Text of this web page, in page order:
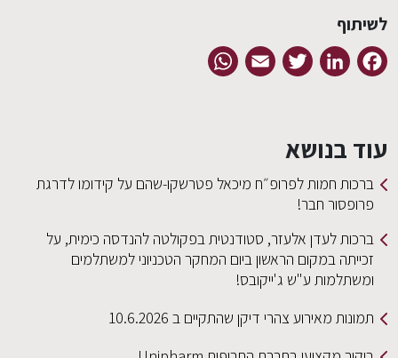
לשיתוף
Facebook
LinkedIn
Twitter
Email
עוד בנושא
ברכות חמות לפרופ״ח מיכאל פטרשקו-שהם על קידומו לדרגת
פרופסור חבר!
ברכות לעדן אלעזר, סטודנטית בפקולטה להנדסה כימית, על
זכייתה במקום הראשון ביום המחקר הטכניוני למשתלמים
ומשתלמות ע"ש ג'ייקובס!
תמונות מאירוע צהרי דיקן שהתקיים ב 10.6.2026